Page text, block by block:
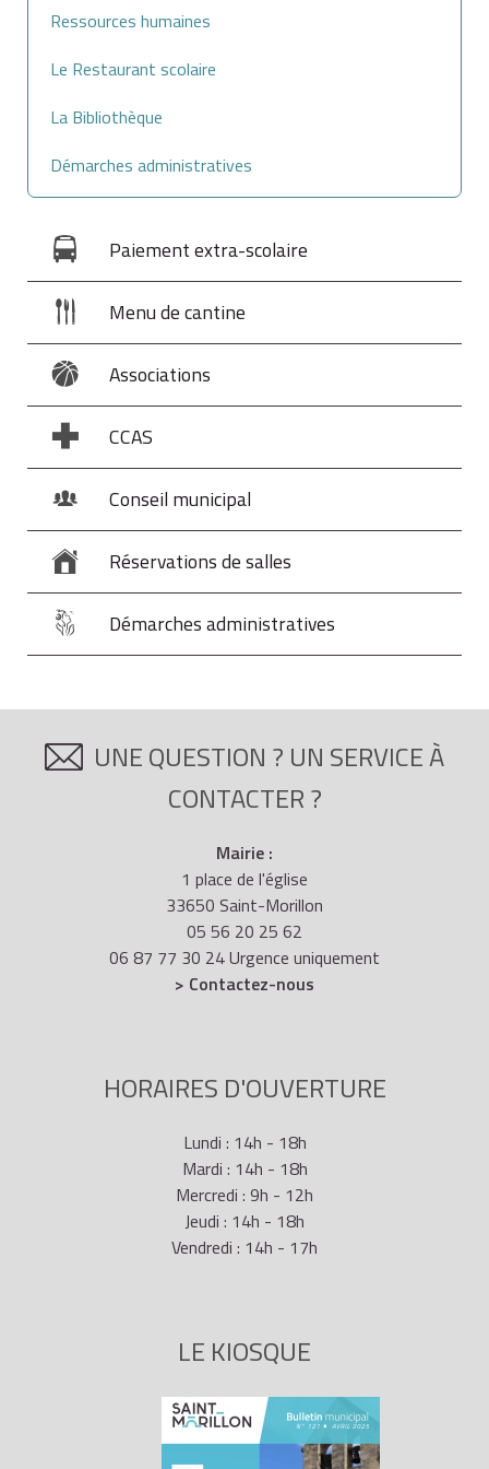
professionnelle (CSP) ou, si l'entreprise emploie au
Ressources humaines
Le Restaurant scolaire
La Bibliothèque
Démarches administratives
Paiement extra-scolaire
Menu de cantine
Associations
CCAS
Conseil municipal
Réservations de salles
Démarches administratives
UNE QUESTION ? UN SERVICE À
CONTACTER ?
Mairie :
1 place de l'église
33650 Saint-Morillon
05 56 20 25 62
06 87 77 30 24 Urgence uniquement
> Contactez-nous
HORAIRES D'OUVERTURE
Lundi : 14h - 18h
Mardi : 14h - 18h
Mercredi : 9h - 12h
Jeudi : 14h - 18h
Vendredi : 14h - 17h
LE KIOSQUE